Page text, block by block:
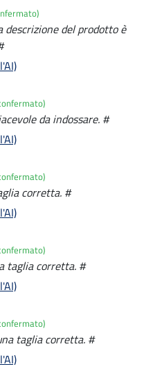
descrizione del prodotto è
da indossare. #
corretta. #
taglia corretta. #
taglia corretta. #